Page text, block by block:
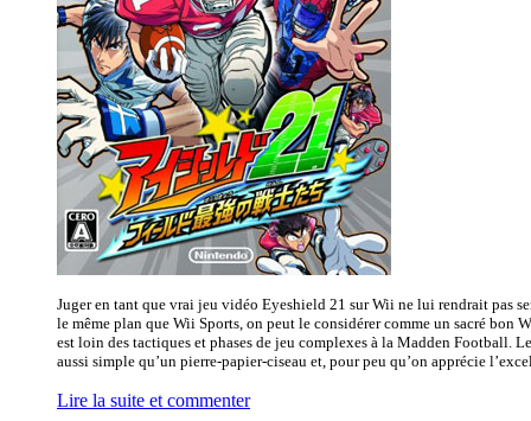
Juger en tant que vrai jeu vidéo Eyeshield 21 sur Wii ne lui rendrait pas
le même plan que Wii Sports, on peut le considérer comme un sacré bon
est loin des tactiques et phases de jeu complexes à la Madden Football.
aussi simple qu’un pierre-papier-ciseau et, pour peu qu’on apprécie
Lire la suite et commenter